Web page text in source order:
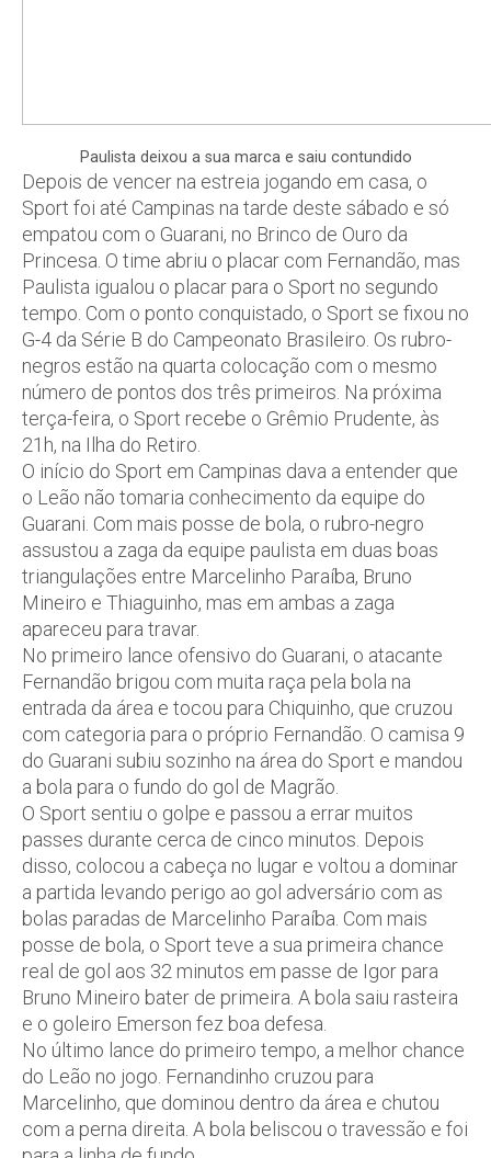
Paulista deixou a sua marca e saiu contundido
Depois de vencer na estreia jogando em casa, o
Sport foi até Campinas na tarde deste sábado e só
empatou com o Guarani, no Brinco de Ouro da
Princesa. O time abriu o placar com Fernandão, mas
Paulista igualou o placar para o Sport no segundo
tempo. Com o ponto conquistado, o Sport se fixou no
G-4 da Série B do Campeonato Brasileiro. Os rubro-
negros estão na quarta colocação com o mesmo
número de pontos dos três primeiros. Na próxima
terça-feira, o Sport recebe o Grêmio Prudente, às
21h, na Ilha do Retiro.
O início do Sport em Campinas dava a entender que
o Leão não tomaria conhecimento da equipe do
Guarani. Com mais posse de bola, o rubro-negro
assustou a zaga da equipe paulista em duas boas
triangulações entre Marcelinho Paraíba, Bruno
Mineiro e Thiaguinho, mas em ambas a zaga
apareceu para travar.
No primeiro lance ofensivo do Guarani, o atacante
Fernandão brigou com muita raça pela bola na
entrada da área e tocou para Chiquinho, que cruzou
com categoria para o próprio Fernandão. O camisa 9
do Guarani subiu sozinho na área do Sport e mandou
a bola para o fundo do gol de Magrão.
O Sport sentiu o golpe e passou a errar muitos
passes durante cerca de cinco minutos. Depois
disso, colocou a cabeça no lugar e voltou a dominar
a partida levando perigo ao gol adversário com as
bolas paradas de Marcelinho Paraíba. Com mais
posse de bola, o Sport teve a sua primeira chance
real de gol aos 32 minutos em passe de Igor para
Bruno Mineiro bater de primeira. A bola saiu rasteira
e o goleiro Emerson fez boa defesa.
No último lance do primeiro tempo, a melhor chance
do Leão no jogo. Fernandinho cruzou para
Marcelinho, que dominou dentro da área e chutou
com a perna direita. A bola beliscou o travessão e foi